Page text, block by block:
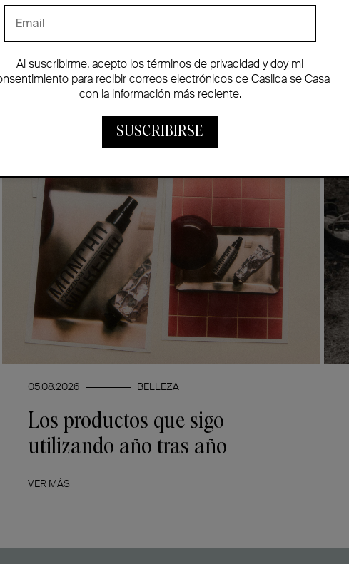
05.08.2026 BELLEZA
Los productos que sigo
utilizando año tras año
VER MÁS
Al suscribirme, acepto los términos de privacidad y doy mi
para recibir correos electrónicos de Casilda se Casa
con la información más reciente.
SUSCRIBIRSE